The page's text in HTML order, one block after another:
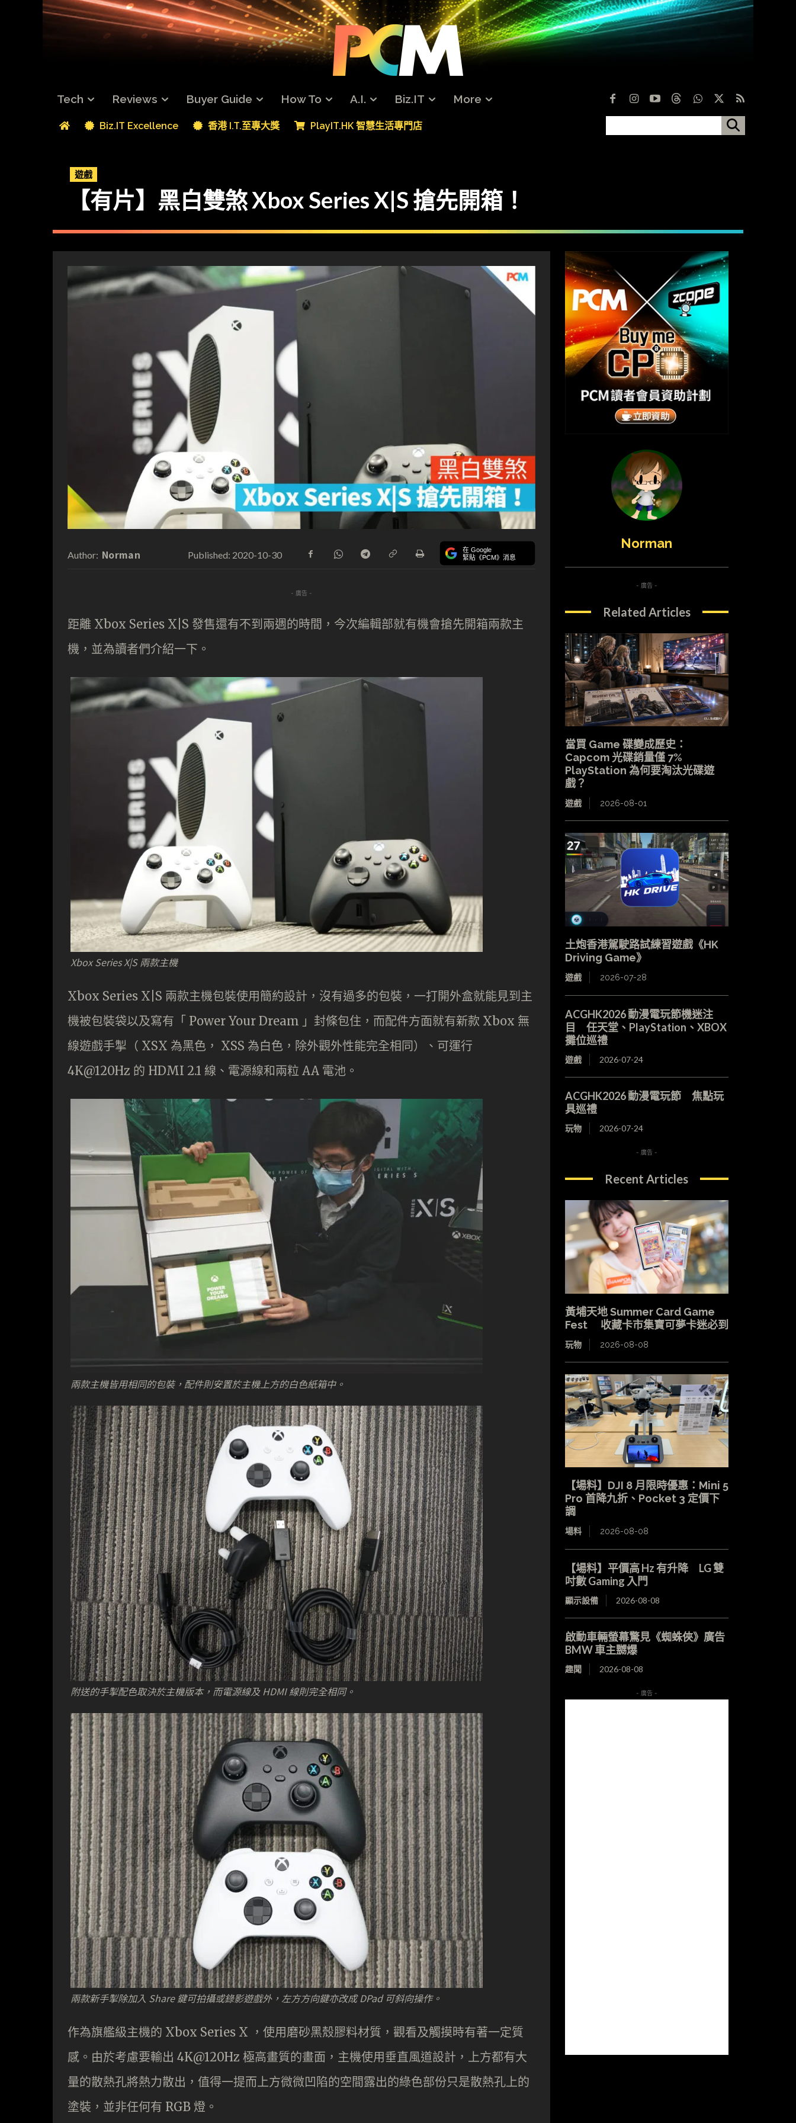
Tech Reviews Buyer Guide How To A.I. Biz.IT More
Biz.IT Excellence 香港 I.T.至專大獎 PlayIT.HK 智慧生活專門店
遊戲
【有片】黑白雙煞 Xbox Series X|S 搶先開箱！
Author: Norman Published: 2020-10-30 在 Google
緊貼《PCM》消息
- 廣告 -
距離 Xbox Series X|S 發售還有不到兩週的時間，今次編輯部就有機會搶先開箱兩款主
機，並為讀者們介紹一下。
Xbox Series X|S 兩款主機
Xbox Series X|S 兩款主機包裝使用簡約設計，沒有過多的包裝，一打開外盒就能見到主
機被包裝袋以及寫有「 Power Your Dream 」封條包住，而配件方面就有新款 Xbox 無
線遊戲手掣（ XSX 為黑色， XSS 為白色，除外觀外性能完全相同）、可運行
4K@120Hz 的 HDMI 2.1 線、電源線和兩粒 AA 電池。
兩款主機皆用相同的包裝，配件則安置於主機上方的白色紙箱中。
附送的手掣配色取決於主機版本，而電源線及 HDMI 線則完全相同。
兩款新手掣除加入 Share 鍵可拍攝或錄影遊戲外，左方方向鍵亦改成 DPad 可斜向操作。
作為旗艦級主機的 Xbox Series X ，使用磨砂黑殼膠料材質，觀看及觸摸時有著一定質
感。由於考慮要輸出 4K@120Hz 極高畫質的畫面，主機使用垂直風道設計，上方都有大
量的散熱孔將熱力散出，值得一提而上方微微凹陷的空間露出的綠色部份只是散熱孔上的
塗裝，並非任何有 RGB 燈。
Norman
- 廣告 -
Related Articles
當買 Game 碟變成歷史：
Capcom 光碟銷量僅 7%
PlayStation 為何要淘汰光碟遊
戲？
遊戲 2026-08-01
土炮香港駕駛路試練習遊戲《HK
Driving Game》
遊戲 2026-07-28
ACGHK2026 動漫電玩節機迷注
目 任天堂、PlayStation、XBOX
攤位巡禮
遊戲 2026-07-24
ACGHK2026 動漫電玩節 焦點玩
具巡禮
玩物 2026-07-24
- 廣告 -
Recent Articles
黃埔天地 Summer Card Game
Fest 收藏卡市集寶可夢卡迷必到
玩物 2026-08-08
【場料】DJI 8 月限時優惠：Mini 5
Pro 首降九折、Pocket 3 定價下
調
場料 2026-08-08
【場料】平價高 Hz 有升降 LG 雙
吋數 Gaming 入門
顯示設備 2026-08-08
啟動車輛螢幕驚見《蜘蛛俠》廣告
BMW 車主嬲爆
趣聞 2026-08-08
- 廣告 -